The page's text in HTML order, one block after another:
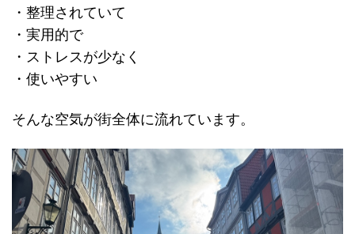
・整理されていて
・実用的で
・ストレスが少なく
・使いやすい
そんな空気が街全体に流れています。